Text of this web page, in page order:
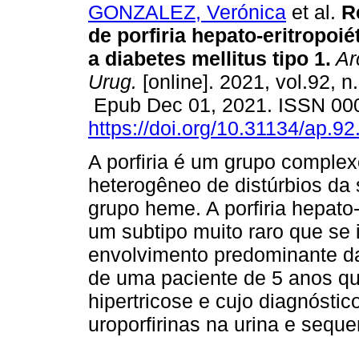
GONZALEZ, Verónica et al.
de porfiria hepato-
a diabetes mellitus tipo 1.
Urug. [online]. 2021, vol.92,
Epub Dec 01, 2021. ISSN
https://doi.org/10.31134/
A porfiria é um grupo
heterogêneo de distúrbios da
grupo heme. A porfiria
um subtipo muito raro que
envolvimento predominante
de uma paciente de 5 anos
hipertricose e cujo
uroporfirinas na urina e